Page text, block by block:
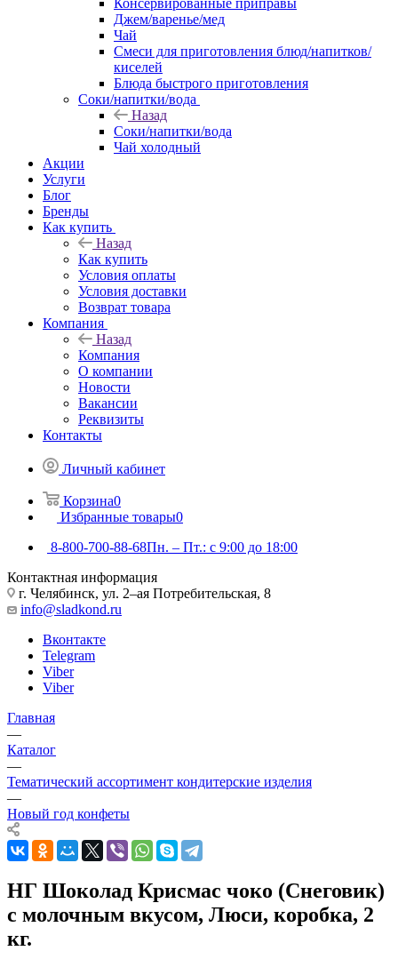
Консервированные приправы
Джем/варенье/мед
Чай
Смеси для приготовления блюд/напитков/
киселей
Блюда быстрого приготовления
Соки/напитки/вода
Назад
Соки/напитки/вода
Чай холодный
Акции
Услуги
Блог
Бренды
Как купить
Назад
Как купить
Условия оплаты
Условия доставки
Возврат товара
Компания
Назад
Компания
О компании
Новости
Вакансии
Реквизиты
Контакты
Личный кабинет
Корзина0
Избранные товары0
8-800-700-88-68Пн. – Пт.: с 9:00 до 18:00
Контактная информация
г. Челябинск, ул. 2–ая Потребительская, 8
info@sladkond.ru
Вконтакте
Telegram
Viber
Viber
Главная
—
Каталог
—
Тематический ассортимент кондитерские изделия
—
Новый год конфеты
НГ Шоколад Крисмас чоко (Снеговик)
с молочным вкусом, Люси, коробка, 2
кг.